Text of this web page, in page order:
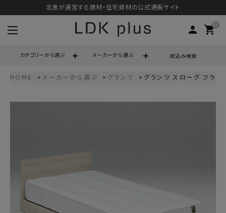
北恵が運営する建材・住宅資材の公式通販サイト
person 0
shopping_cart
カテゴリーから選ぶ メーカーから選ぶ 絞込み検索
ようこそ ゲスト 様
ログイン person
HOME メーカーから選ぶ グランツ グランツ スローグ フラッ